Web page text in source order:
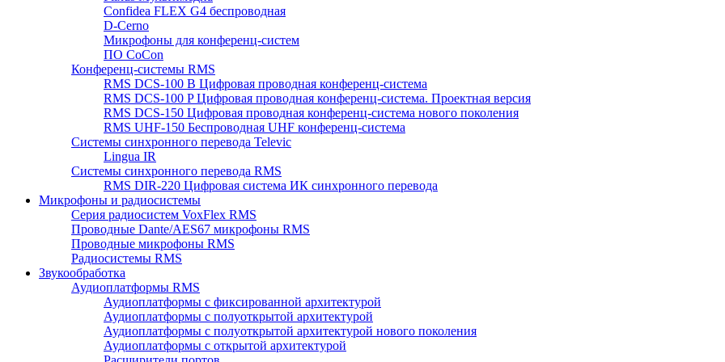
Confidea FLEX G4 беспроводная
D-Cerno
Микрофоны для конференц-систем
ПО CoCon
Конференц-системы RMS
RMS DCS-100 B Цифровая проводная конференц-система
RMS DCS-100 P Цифровая проводная конференц-система. Проектная версия
RMS DCS-150 Цифровая проводная конференц-система нового поколения
RMS UHF-150 Беспроводная UHF конференц-система
Системы синхронного перевода Televic
Lingua IR
Системы синхронного перевода RMS
RMS DIR-220 Цифровая система ИК синхронного перевода
Микрофоны и радиосистемы
Серия радиосистем VoxFlex RMS
Проводные Dante/AES67 микрофоны RMS
Проводные микрофоны RMS
Радиосистемы RMS
Звукообработка
Аудиоплатформы RMS
Аудиоплатформы с фиксированной архитектурой
Аудиоплатформы с полуоткрытой архитектурой
Аудиоплатформы с полуоткрытой архитектурой нового поколения
Аудиоплатформы с открытой архитектурой